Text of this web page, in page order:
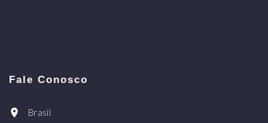
Fale Conosco
Brasil